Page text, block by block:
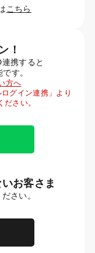
こちら
！
携すると
す。
方へ
グイン連携」より
ださい。
お客さま
さい。